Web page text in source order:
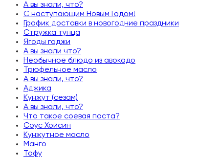
А вы знали, что?
С наступающим Новым Годом!
График доставки в новогодние праздники
Стружка тунца
Ягоды годжи
А вы знали что?
Необычное блюдо из авокадо
Трюфельное масло
А вы знали, что?
Аджика
Кунжут (сезам)
А вы знали, что?
Что такое соевая паста?
Соус Хойсин
Кунжутное масло
Манго
Тофу